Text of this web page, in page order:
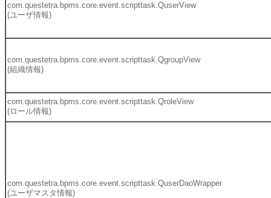
com.questetra.bpms.core.event.scripttask.QuserView
(ユーザ情報)
com.questetra.bpms.core.event.scripttask.QgroupView
(組織情報)
com.questetra.bpms.core.event.scripttask.QroleView
(ロール情報)
com.questetra.bpms.core.event.scripttask.QuserDaoWrapper
(ユーザマスタ情報)